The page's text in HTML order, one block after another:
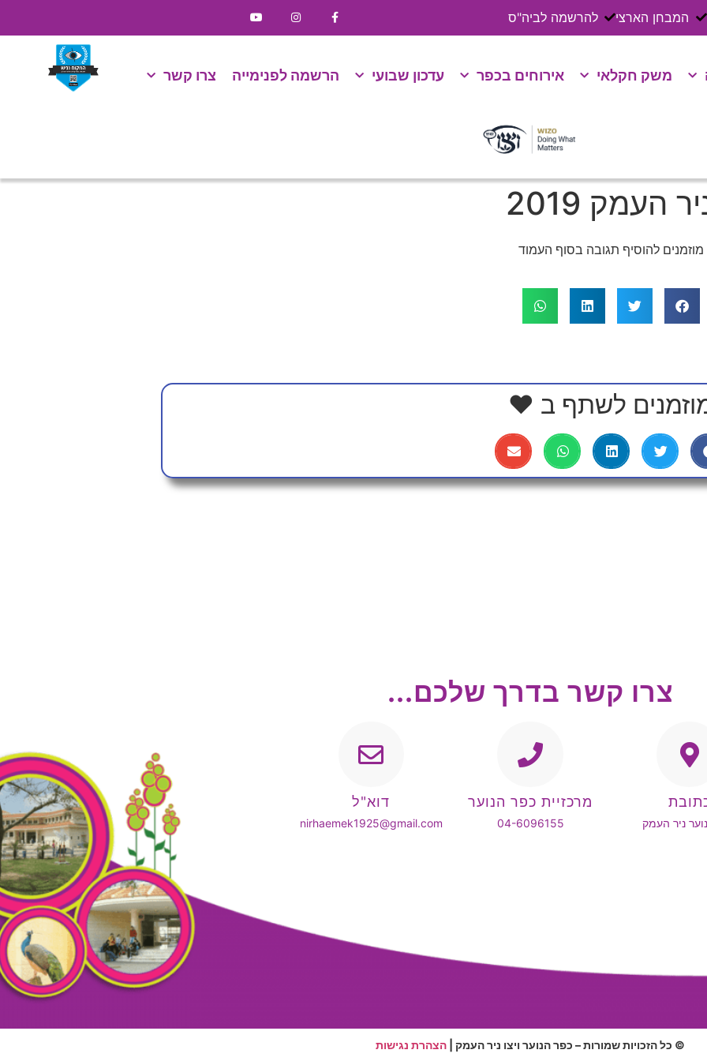
המבחן הארצי להרשמה לביה"ס
משק חקלאי אירוחים בכפר עדכון שבועי הרשמה לפנימייה צרו קשר
2019
מוזמנים להוסיף תגובה בסוף העמוד
לשתף ב ❤
צרו קשר בדרך שלכם...
ניר העמק
מרכזיית כפר הנוער
04-6096155
דוא"ל
nirhaemek1925@gmail.com
© כל הזכויות שמורות – כפר הנוער ויצו ניר העמק | הצהרת נגישות